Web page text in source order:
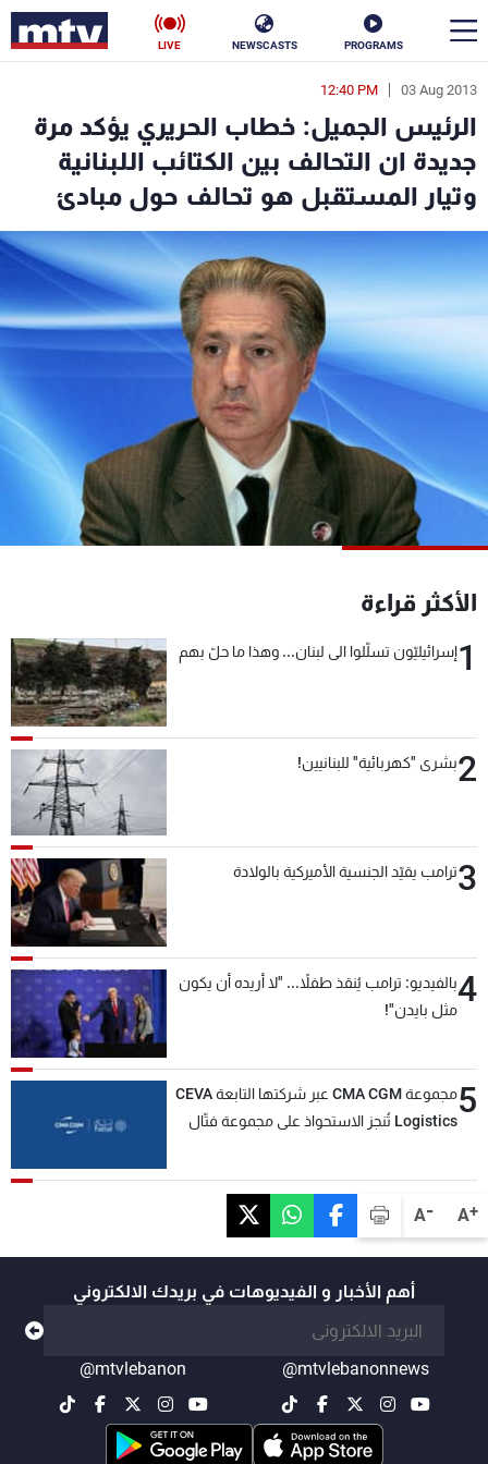
PROGRAMS
NEWSCASTS
LIVE
A+
A-
03 Aug 2013
12:40 PM
الرئيس الجميل: خطاب الحريري يؤكد مرة
جديدة ان التحالف بين الكتائب اللبنانية
وتيار المستقبل هو تحالف حول مبادئ
الأكثر قراءة
1إسرائيليّون تسلّلوا الى لبنان... وهذا ما حلّ بهم
2بشرى "كهربائية" للبنانيين!
3ترامب يقيّد الجنسية الأميركية بالولادة
4بالفيديو: ترامب يُنقذ طفلاً... "لا أريده أن يكون
مثل بايدن"!
5
مجموعة CMA CGM عبر شركتها التابعة CEVA
Logistics تُنجز الاستحواذ على مجموعة فتّال
أهم الأخبار و الفيديوهات في بريدك الالكتروني
@mtvlebanonnews
@mtvlebanon
en
الأخبار
سياسة ناس
فن
منوعات رياضة
كأس العالم
جدول البرامج
شاهد البرامج
الترددات
عن MTV
لاعلاناتكم
شروط الإسـتخدام
سياسة الخصوصية